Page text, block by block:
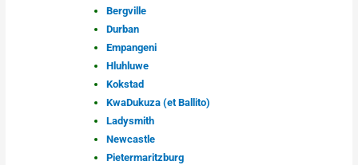
Bergville
Durban
Empangeni
Hluhluwe
Kokstad
KwaDukuza (et Ballito)
Ladysmith
Newcastle
Pietermaritzburg